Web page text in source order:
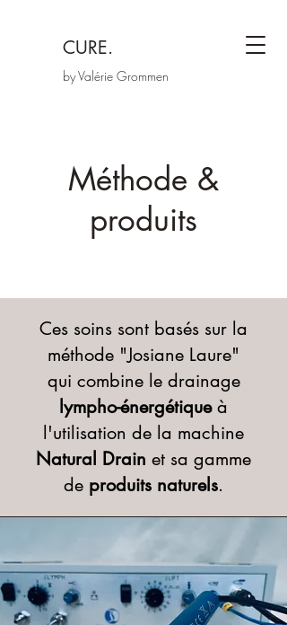
CURE.
by Valérie Grommen
Méthode &
produits
Ces soins sont basés sur la
méthode "Josiane Laure"
qui combine le drainage
lympho-énergétiqueà
l'utilisation de la machine
Natural Drain et sa gamme
de produits naturels.